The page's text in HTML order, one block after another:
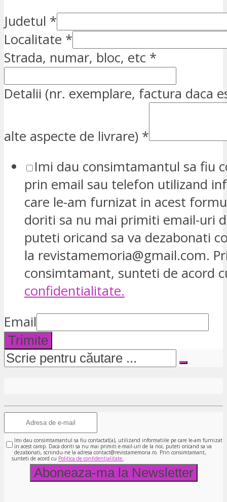
Judetul *
Localitate *
Strada, numar, bloc, etc *
Detalii (nr. exemplare, factura daca
alte aspecte de livrare) *
Imi dau consimtamantul sa fiu
prin email sau telefon utilizand
care le-am furnizat in acest
doriti sa nu mai primiti email-uri
puteti oricand sa va dezabonati
la revistamemoria@gmail.com.
consimtamant, sunteti de acord
confidentialitate.
Email
Trimite
Imi dau consimtamantul sa fiu contactat(a), utilizand informatiile pe care le-am furnizat
in acest camp. Daca doriti sa nu mai primiti e-mail-uri de la noi, puteti oricand sa va
dezabonati, scriindu-ne la adresa contact@revistamemoria.ro. Prin consimtamant,
sunteti de acord cu Politica de confidentialitate.